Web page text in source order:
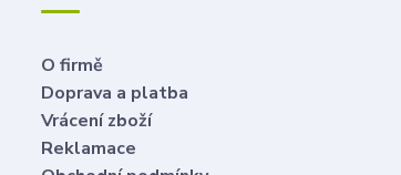
O firmě
Doprava a platba
Vrácení zboží
Reklamace